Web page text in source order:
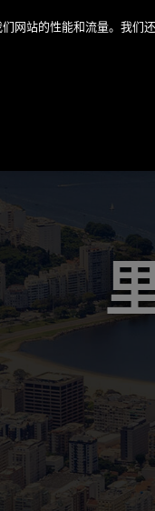
网站的性能和流量。我们